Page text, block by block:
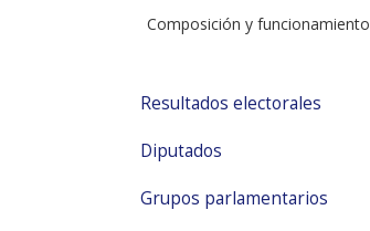
Composición y funcionamiento
Resultados electorales
Diputados
Grupos parlamentarios